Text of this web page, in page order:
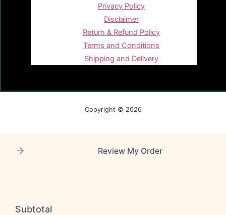
Privacy Policy
Disclaimer
Return & Refund Policy
Terms and Conditions
Shipping and Delivery
Copyright © 2026
Review My Order
Subtotal